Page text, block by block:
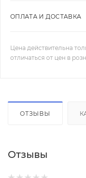
ОПЛАТА И ДОСТАВКА
Цена действительна
отличаться от цен в
ОТЗЫВЫ
Отзывы